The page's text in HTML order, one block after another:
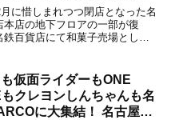
改札前にて2026年6月24
プン 入店店舗は？【名
に惜しまれつつ閉店となった名
本店の地下フロアの一部が復
鉄百貨店にて和菓子売場として
NAGOYA（エムズルリエ名古
20...
仮面ライダーもONE
クレヨンしんちゃんも名
に大集結！ 名古屋